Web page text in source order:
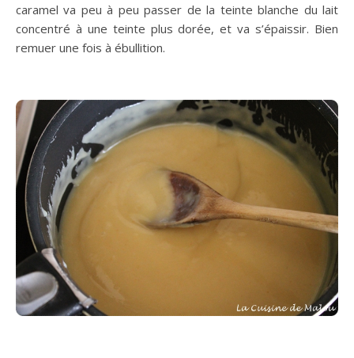
caramel va peu à peu passer de la teinte blanche du lait
concentré à une teinte plus dorée, et va s’épaissir. Bien
remuer une fois à ébullition.